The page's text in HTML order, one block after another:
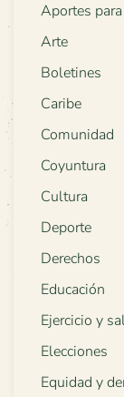
Aportes
Arte
Boletines
Caribe
Comunidad
Coyuntura
Cultura
Deporte
Derechos
Educación
Ejercicio y
Elecciones
Equidad y